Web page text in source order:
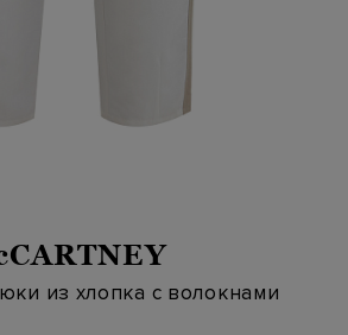
из хлопка с волокнами